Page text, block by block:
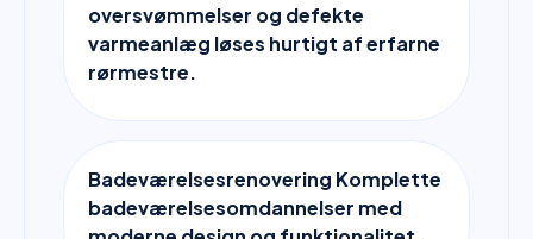
oversvømmelser og defekte
varmeanlæg løses hurtigt af erfarne
rørmestre.
Badeværelsesrenovering Komplette
badeværelsesomdannelser med